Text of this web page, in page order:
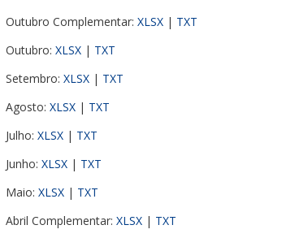
Outubro Complementar: XLSX | TXT
Outubro: XLSX | TXT
Setembro: XLSX | TXT
Agosto: XLSX | TXT
Julho: XLSX | TXT
Junho: XLSX | TXT
Maio: XLSX | TXT
Abril Complementar: XLSX | TXT